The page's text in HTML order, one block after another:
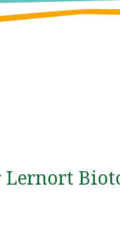
Lernort